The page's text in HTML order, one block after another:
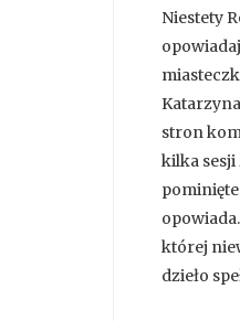
Niestety
stron
kilka
której
dzieło